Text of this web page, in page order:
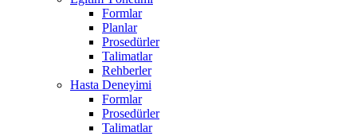
Formlar
Planlar
Prosedürler
Talimatlar
Rehberler
Hasta Deneyimi
Formlar
Prosedürler
Talimatlar